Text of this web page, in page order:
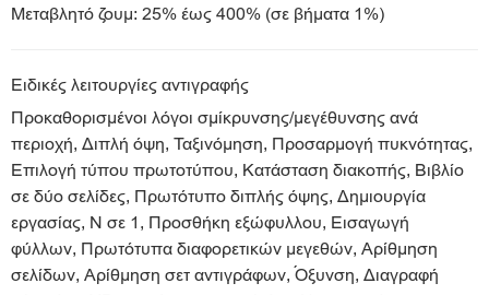
Μεταβλητό ζουμ: 25% έως 400% (σε βήματα 1%)
Ειδικές λειτουργίες αντιγραφής
Προκαθορισμένοι λόγοι σμίκρυνσης/μεγέθυνσης ανά
περιοχή, Διπλή όψη, Ταξινόμηση, Προσαρμογή πυκνότητας,
Επιλογή τύπου πρωτοτύπου, Κατάσταση διακοπής, Βιβλίο
σε δύο σελίδες, Πρωτότυπο διπλής όψης, Δημιουργία
εργασίας, Ν σε 1, Προσθήκη εξώφυλλου, Εισαγωγή
φύλλων, Πρωτότυπα διαφορετικών μεγεθών, Αρίθμηση
σελίδων, Αρίθμηση σετ αντιγράφων, Όξυνση, Διαγραφή